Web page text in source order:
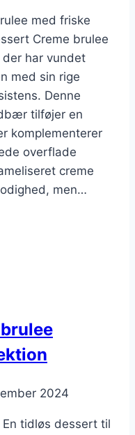
med friske
Creme brulee
har vundet
med sin rige
Denne
tilføjer en
komplementerer
overflade
creme
men…
2024
tidløs dessert til